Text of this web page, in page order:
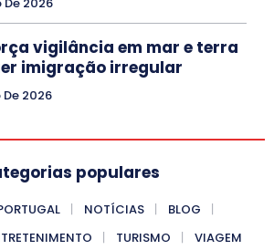
vigilância em mar e terra
imigração irregular
2026
populares
NOTÍCIAS
BLOG
TURISMO VIAGEM